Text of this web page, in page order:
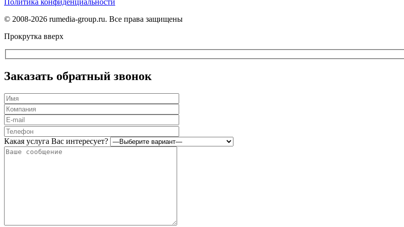
Политика конфиденциальности
© 2008-2026 rumedia-group.ru. Все права защищены
Прокрутка вверх
Заказать обратный звонок
Оставьте
это
поле
Какая услуга Вас интересует?